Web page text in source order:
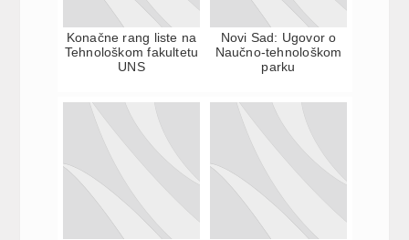
Konačne rang liste na
Tehnološkom fakultetu
UNS
Novi Sad: Ugovor o
Naučno-tehnološkom
parku